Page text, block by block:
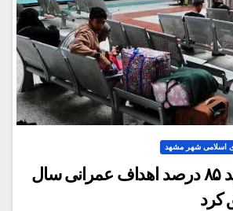
اسلامی شهر مشهد
شهرداری مشهد ۸۵ درصد اهداف عمرانی سال
کرد